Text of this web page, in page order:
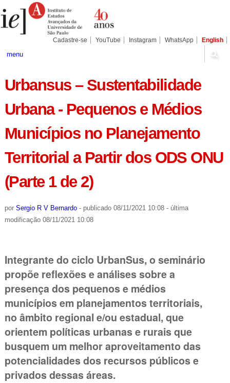
para
conteúdo.
Pessoais
Cadastre-se YouTube Instagram WhatsApp English
menu
Urbansus – Sustentabilidade
Urbana - Pequenos e Médios
Municípios no Planejamento
Territorial a Partir dos ODS ONU
(Parte 1 de 2)
por Sergio R V Bernardo - publicado08/11/2021 10:08 - última
modificação08/11/2021 10:08
Integrante do ciclo UrbanSus, o seminário
propõe reflexões e análises sobre a
presença dos pequenos e médios
municípios em planejamentos territoriais,
no âmbito regional e/ou estadual, que
orientem políticas urbanas e rurais que
busquem um melhor aproveitamento das
potencialidades dos recursos públicos e
privados dessas áreas.